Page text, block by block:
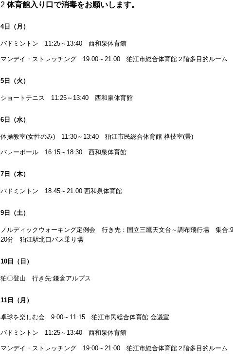
2 体育館入り口で消毒をお願いします。
4日（月）
バドミントン 11:25～13:40 西和泉体育館
マンデイ・ストレッチング 19:00～21:00 狛江市総合体育館２階多目的ルーム
5日（火）
ショートテニス 11:25～13:40 西和泉体育館
6日（水）
体操教室(女性のみ) 11:30～13:40 狛江市民総合体育館 格技室(畳)
バレーボール 16:15～18:30 西和泉体育館
7日（木）
バドミントン 18:45～21:00 西和泉体育館
9日（土）
ノルディックウォーキング定例会 行き先：国立三鷹天文台～調布飛行場 集合
20分 狛江駅北口バス乗り場
10日（日）
狛〇登山 行き先:鎌倉アルプス
11日（月）
卓球を楽しむ会 9:00～11:15 狛江市民総合体育館 会議室
バドミントン 11:25～13:40 西和泉体育館
マンデイ・ストレッチング 19:00～21:00 狛江市総合体育館２階多目的ルーム